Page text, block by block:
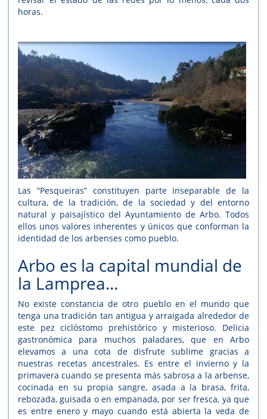
horas.
Las “Pesqueiras” constituyen parte inseparable de la
cultura, de la tradición, de la sociedad y del entorno
natural y paisajístico del Ayuntamiento de Arbo. Todos
ellos unos valores inherentes y únicos que conforman la
identidad de los arbenses como pueblo.
Arbo es la capital mundial de
la Lamprea...
No existe constancia de otro pueblo en el mundo que
tenga una tradición tan antigua y arraigada alrededor de
este pez ciclóstomo prehistórico y misterioso. Delicia
gastronómica para muchos paladares, que en Arbo
elevamos a una cota de disfrute sublime gracias a
nuestras recetas ancestrales. Es entre el invierno y la
primavera cuando se presenta más sabrosa a la arbense,
cocinada en su propia sangre, asada a la brasa, frita,
rebozada, guisada o en empanada, por ser fresca, ya que
es entre enero y mayo cuando está abierta la veda de